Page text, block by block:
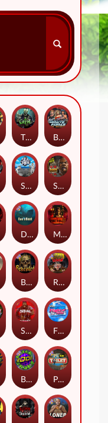
Seamen
Mental 2
San Quentin 2: Death Row
The Crypt
Beheaded
Brute Force: Alien Onslaught
Das xBoot
Road Rage
Brick Snake 2000
Flight Mode
Serial
Punk Toilet